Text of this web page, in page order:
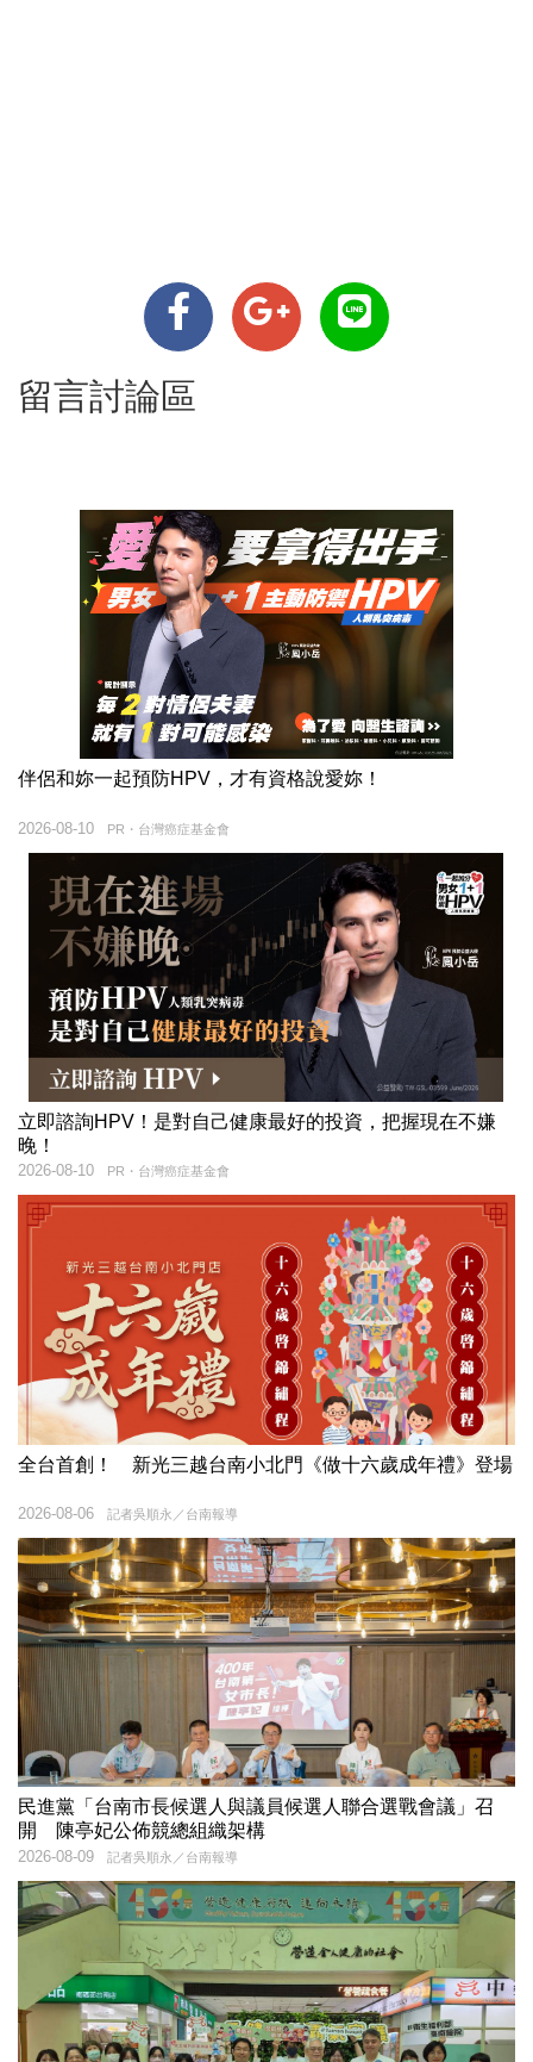
留言討論區
伴侶和妳一起預防HPV，才有資格說愛妳！
PR・台灣癌症基金會
2026-08-10
立即諮詢HPV！是對自己健康最好的投資，把握現在不嫌
晚！
PR・台灣癌症基金會
2026-08-10
全台首創！ 新光三越台南小北門《做十六歲成年禮》登場
記者吳順永／台南報導
2026-08-06
民進黨「台南市長候選人與議員候選人聯合選戰會議」召
開 陳亭妃公佈競總組織架構
記者吳順永／台南報導
2026-08-09